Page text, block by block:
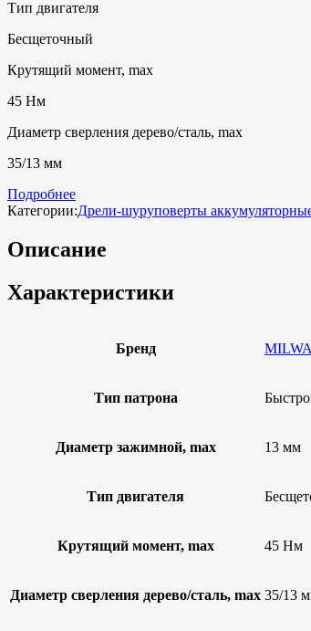
Тип двигателя
Бесщеточный
Крутящий момент, max
45 Нм
Диаметр сверления дерево/сталь, max
35/13 мм
Подробнее
Категории:Дрели-шуруповерты
Описание
Характеристики
Бренд
Тип патрона
Диаметр зажимной, max 13 мм
Тип двигателя
Крутящий момент, max 45 Нм
Диаметр сверления дерево/сталь, max 35/13